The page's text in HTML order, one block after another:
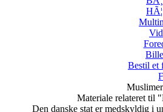
Bestil et
Materiale relateret til
Den danske stat er medskyldig i